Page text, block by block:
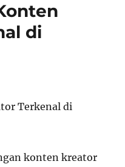
di
Terkenal di
konten kreator